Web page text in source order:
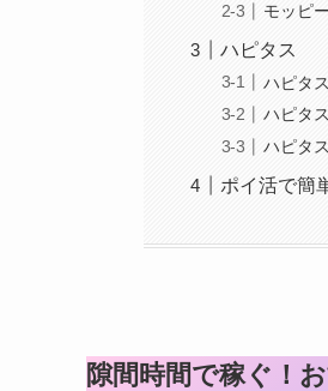
モッピ
ハピタス
ハピタ
ハピタ
ハピタ
ポイ活で簡
隙間時間で稼ぐ！